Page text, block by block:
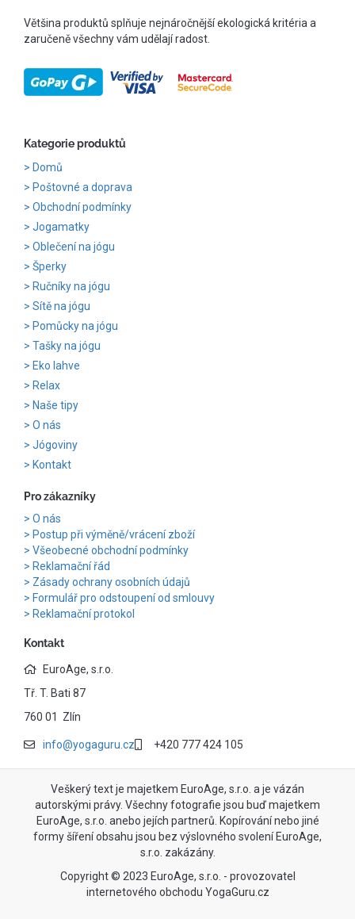
Většina produktů splňuje nejnáročnější ekologická kritéria a
zaručeně všechny vám udělají radost.
Kategorie produktů
Domů
Poštovné a doprava
Obchodní podmínky
Jogamatky
Oblečení na jógu
Šperky
Ručníky na jógu
Sítě na jógu
Pomůcky na jógu
Tašky na jógu
Eko lahve
Relax
Naše tipy
O nás
Jógoviny
Kontakt
Pro zákazníky
O nás
Postup při výměně/vrácení zboží
Všeobecné obchodní podmínky
Reklamační řád
Zásady ochrany osobních údajů
Formulář pro odstoupení od smlouvy
Reklamační protokol
Kontakt
EuroAge, s.r.o.
Tř. T. Bati 87
760 01 Zlín
info@yogaguru.cz +420 777 424 105
Veškerý text je majetkem EuroAge, s.r.o. a je vázán
autorskými právy. Všechny fotografie jsou buď majetkem
EuroAge, s.r.o. anebo jejích partnerů. Kopírování nebo jiné
formy šíření obsahu jsou bez výslovného svolení EuroAge,
s.r.o. zakázány.
Copyright © 2023 EuroAge, s.r.o. - provozovatel
internetového obchodu YogaGuru.cz